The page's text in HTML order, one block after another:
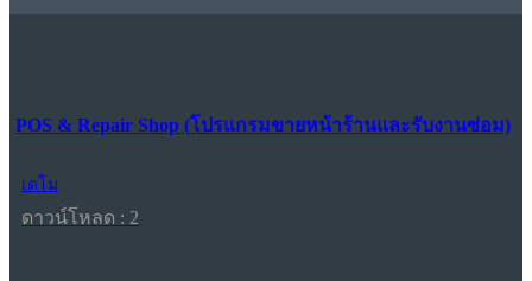
POS & Repair Shop (โปรแกรมขายหน้าร้านและรับงานซ่อม)
เดโม
ดาวน์โหลด : 2